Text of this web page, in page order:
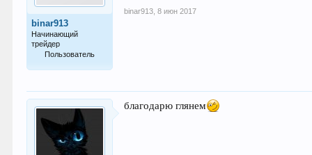
binar913
Начинающий
трейдер
Пользователь
binar913 8 июн 2017
благодарю глянем